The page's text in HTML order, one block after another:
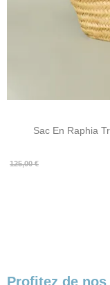
Sac En Raphia
125,00 €
Prix
Prix
Profitez de